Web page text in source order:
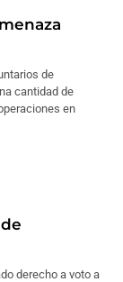
de
cantidad de
en
derecho a voto a